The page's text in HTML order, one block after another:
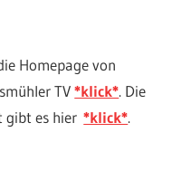
Homepage von
TV*klick*. Die
gibt es hier*klick*.